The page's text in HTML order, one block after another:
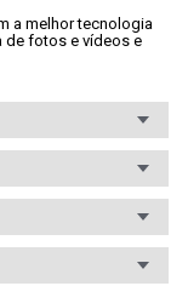
a melhor tecnologia
de fotos e vídeos e